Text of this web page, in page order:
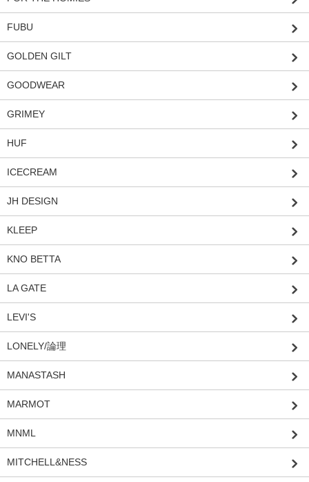
FUBU
GOLDEN GILT
GOODWEAR
GRIMEY
HUF
ICECREAM
JH DESIGN
KLEEP
KNO BETTA
LA GATE
LEVI'S
LONELY/論理
MANASTASH
MARMOT
MNML
MITCHELL&NESS